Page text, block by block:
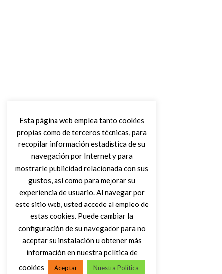
Esta página web emplea tanto cookies
propias como de terceros técnicas, para
recopilar información estadística de su
navegación por Internet y para
mostrarle publicidad relacionada con sus
gustos, así como para mejorar su
experiencia de usuario. Al navegar por
este sitio web, usted accede al empleo de
estas cookies. Puede cambiar la
configuración de su navegador para no
aceptar su instalación u obtener más
información en nuestra política de
cookies
Aceptar Nuestra Política